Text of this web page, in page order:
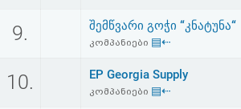
პასუხისმგებლობის
9. შემწვარი გოჭი “კნატუნა“
კომპანიები ▤⇠
10. EP Georgia Supply
კომპანიები ▤⇠